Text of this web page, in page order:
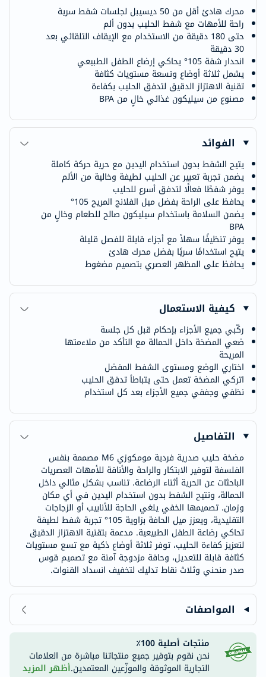
محرك هادئ أقل من 50 ديسيبل لجلسات شفط سرية
راحة للأمهات مع شفط الحليب بدون ألم
حتى 180 دقيقة من الاستخدام مع الإيقاف التلقائي بعد
30 دقيقة
انحدار شفة 105° يحاكي إرضاع الطفل الطبيعي
يشمل ثلاثة أوضاع وتسعة مستويات كثافة
تقنية الاهتزاز الدقيق لتدفق الحليب بكفاءة
مصنوع من سيليكون غذائي خالٍ من BPA
الفوائد
يتيح الشفط بدون استخدام اليدين مع حرية حركة كاملة
يضمن تجربة تعبير عن الحليب لطيفة وخالية من الألم
يوفر شفطًا فعالًا لتدفق أسرع للحليب
يحافظ على الراحة بفضل ميل الفلانج المريح 105°
يضمن السلامة باستخدام سيليكون صالح للطعام وخالٍ من
BPA
يوفر تنظيفًا سهلاً مع أجزاء قابلة للفصل قليلة
يتيح استخدامًا سريًا بفضل محرك هادئ
يحافظ على المظهر العصري بتصميم مضغوط
كيفية الاستعمال
ركّبي جميع الأجزاء بإحكام قبل كل جلسة
ضعي المضخة داخل الحمالة مع التأكد من ملاءمتها
المريحة
اختاري الوضع ومستوى الشفط المفضل
اتركي المضخة تعمل حتى يتباطأ تدفق الحليب
نظفي وجففي جميع الأجزاء بعد كل استخدام
التفاصيل
مضخة حليب صدرية فردية مومكوزي M6 مصممة بنفس
الفلسفة لتوفير الابتكار والراحة والأناقة للأمهات العصريات
الباحثات عن الحرية أثناء الرضاعة. تناسب بشكل مثالي داخل
الحمالة، وتتيح الشفط بدون استخدام اليدين في أي مكان
وزمان. تصميمها الخفي يلغي الحاجة للأنابيب أو الزجاجات
التقليدية، ويعزز ميل الحافة بزاوية 105° تجربة شفط لطيفة
تحاكي رضاعة الطفل الطبيعية. مدعمة بتقنية الاهتزاز الدقيق
لتعزيز كفاءة الحليب، توفر ثلاثة أوضاع ذكية مع تسع مستويات
كثافة قابلة للتعديل، وحافة مزدوجة آمنة مع تصميم قوس
صدر منحني وثلاث نقاط تدليك لتخفيف انسداد القنوات.
المواصفات
منتجات أصلية 100٪
نحن نقوم بتوفير جميع منتجاتنا مباشرة من العلامات
التجارية الموثوقة والموزّعين المعتمدين.أظهر المزيد